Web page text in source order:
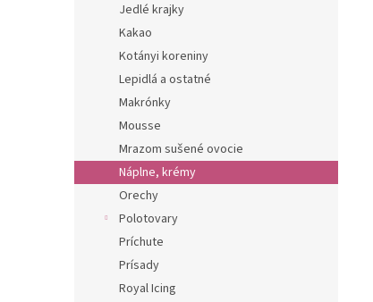
Jedlé krajky
Kakao
Kotányi koreniny
Lepidlá a ostatné
Makrónky
Mousse
Mrazom sušené ovocie
Náplne, krémy
Orechy
Polotovary
Príchute
Prísady
Royal Icing